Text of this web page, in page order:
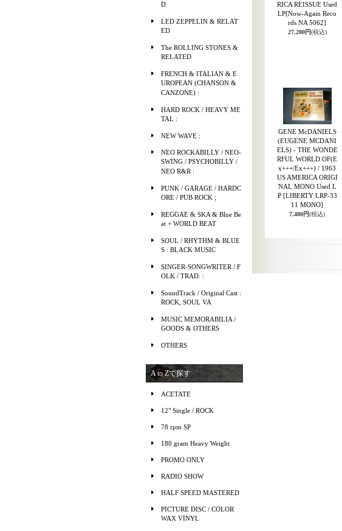
D
LED ZEPPELIN & RELAT
ED
The ROLLING STONES &
RELATED
FRENCH & ITALIAN & E
UROPEAN (CHANSON &
CANZONE) :
HARD ROCK / HEAVY ME
TAL :
NEW WAVE :
NEO ROCKABILLY / NEO-
SWING / PSYCHOBILLY /
NEO R&R :
PUNK / GARAGE / HARDC
ORE / PUB ROCK ;
REGGAE & SKA & Blue Be
at + WORLD BEAT
SOUL / RHYTHM & BLUE
S : BLACK MUSIC
SINGER-SONGWRITER / F
OLK / TRAD. :
SoundTrack / Original Cast :
ROCK, SOUL VA
MUSIC MEMORABILIA /
GOODS & OTHERS
OTHERS
A to Zで探す
ACETATE
12" Single / ROCK
78 rpm SP
180 gram Heavy Weight
PROMO ONLY
RADIO SHOW
HALF SPEED MASTERED
PICTURE DISC / COLOR
WAX VINYL
RICA REISSUE Used
LP[Now-Again Reco
rds NA 5062]
27,280円(税込)
GENE McDANIELS
(EUGENE MCDANI
ELS) - THE WONDE
RFUL WORLD OF(E
x+++/Ex+++) / 1963
US AMERICA ORIGI
NAL MONO Used L
P [LIBERTY LRP-33
11 MONO]
7,480円(税込)